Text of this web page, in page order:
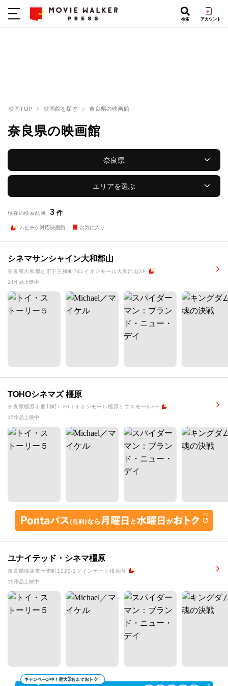
検索 アカウント
映画TOP 映画館を探す 奈良県の映画館
奈良県の映画館
奈良県
エリアを選ぶ
現在の検索結果 3 件
ムビチケ対応映画館 お気に入り
シネマサンシャイン大和郡山
奈良県大和郡山市下三橋町741イオンモール大和郡山3F
14作品上映中
TOHOシネマズ 橿原
奈良県橿原市曲川町7-20-1イオンモール橿原サウスモール3F
15作品上映中
ユナイテッド・シネマ橿原
奈良県橿原市十市町1222-1ツインゲート橿原内
16作品上映中